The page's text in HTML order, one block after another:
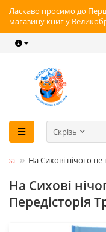
Ласкаво просимо до
магазину книг у
Скрізь
На Сихові нічого не
На Сихові
Передісторія